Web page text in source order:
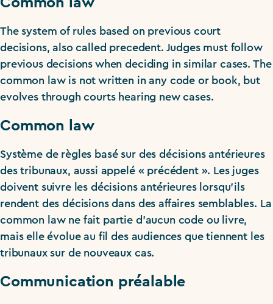
The system of rules based on previous court
decisions, also called precedent. Judges must follow
previous decisions when deciding in similar cases. The
common law is not written in any code or book, but
evolves through courts hearing new cases.
Common law
Système de règles basé sur des décisions antérieures
des tribunaux, aussi appelé « précédent ». Les juges
doivent suivre les décisions antérieures lorsqu’ils
rendent des décisions dans des affaires semblables. La
common law ne fait partie d’aucun code ou livre,
mais elle évolue au fil des audiences que tiennent les
tribunaux sur de nouveaux cas.
Communication préalable